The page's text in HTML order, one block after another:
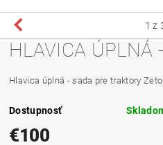
1 z
HLAVICA ÚPLNÁ
Hlavica úplná - sada pre traktory
Dostupnosť
€100